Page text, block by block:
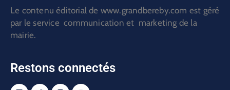
Le contenu éditorial de www.grandbereby.com est géré
par le service communication et marketing de la
mairie.
Restons connectés